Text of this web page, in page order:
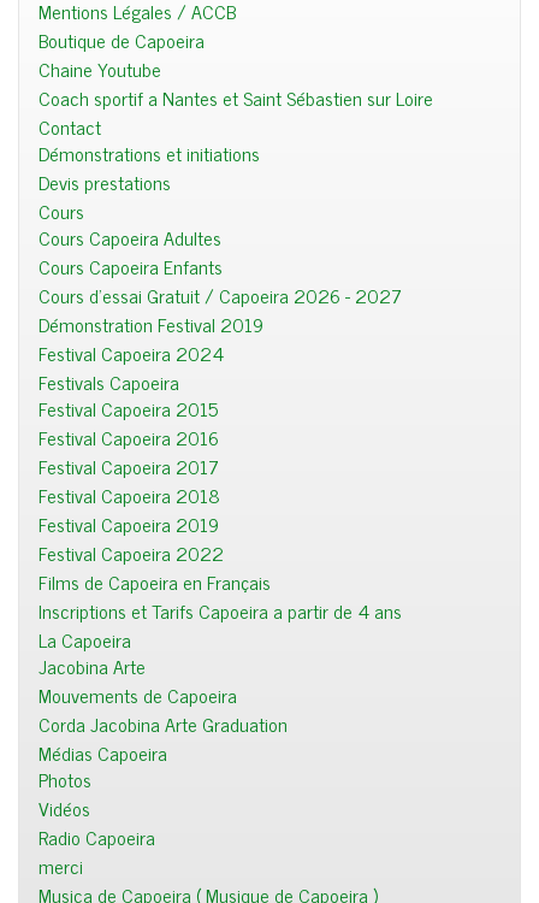
Mentions Légales / ACCB
Boutique de Capoeira
Chaine Youtube
Coach sportif a Nantes et Saint Sébastien sur Loire
Contact
Démonstrations et initiations
Devis prestations
Cours
Cours Capoeira Adultes
Cours Capoeira Enfants
Cours d'essai Gratuit / Capoeira 2026 - 2027
Démonstration Festival 2019
Festival Capoeira 2024
Festivals Capoeira
Festival Capoeira 2015
Festival Capoeira 2016
Festival Capoeira 2017
Festival Capoeira 2018
Festival Capoeira 2019
Festival Capoeira 2022
Films de Capoeira en Français
Inscriptions et Tarifs Capoeira a partir de 4 ans
La Capoeira
Jacobina Arte
Mouvements de Capoeira
Corda Jacobina Arte Graduation
Médias Capoeira
Photos
Vidéos
Radio Capoeira
merci
Musica de Capoeira ( Musique de Capoeira )